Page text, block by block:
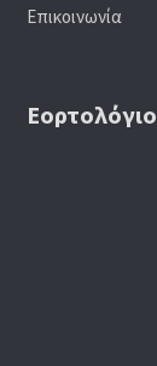
Επικοινωνία
Εορτολόγιο